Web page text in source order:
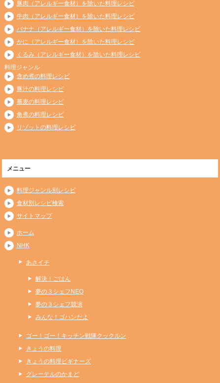
豚肉（アレルギー食材）を除いた料理レシピ
牛肉（アレルギー食材）を除いた料理レシピ
バナナ（アレルギー食材）を除いた料理レシピ
かに（アレルギー食材）を除いた料理レシピ
くるみ（アレルギー食材）を除いた料理レシピ
料理ジャンル
含め煮の料理レシピ
豚汁の料理レシピ
蕎麦の料理レシピ
角煮の料理レシピ
リゾットの料理レシピ
メニュー
料理ジャンル別レシピ
食材別レシピ検索
サイトマップ
ホーム
NHK
あさイチ
解決！ごはん
夢の３シェフNEO
夢の３シェフ競演
みんな！ゴハンだよ
ゴー！ゴー！キッチン戦隊クックルン
きょうの料理
きょうの料理ビギナーズ
グレーテルのかまど